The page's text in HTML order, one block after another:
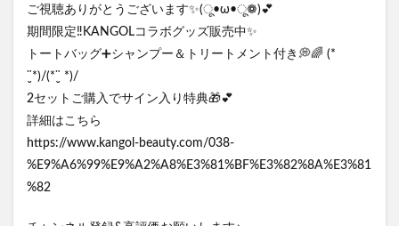
ご視聴ありがとうございます✨(ू•ω•ू❁)💕
期間限定‼️KANGOLコラボグッズ販売中✨
トートバッグ➕シャンプー＆トリートメント付き💭🌈 (*
¨̮*)/(*¨̮ *)/
2セットご購入でサイン入り特典🎁💕
詳細はこちら
https://www.kangol-beauty.com/038-
%E9%A6%99%E9%A2%A8%E3%81%BF%E3%82%8A%E3%81
%82